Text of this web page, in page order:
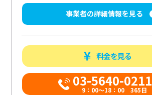
事業者の詳細情報を見る
料金を見る
03-5640-0211
9：00～18：00 365日